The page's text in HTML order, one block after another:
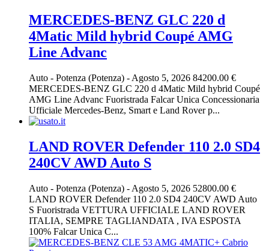
MERCEDES-BENZ GLC 220 d
4Matic Mild hybrid Coupé AMG
Line Advanc
Auto - Potenza (Potenza) - Agosto 5, 2026 84200.00 €
MERCEDES-BENZ GLC 220 d 4Matic Mild hybrid Coupé
AMG Line Advanc Fuoristrada Falcar Unica Concessionaria
Ufficiale Mercedes-Benz, Smart e Land Rover p...
LAND ROVER Defender 110 2.0 SD4
240CV AWD Auto S
Auto - Potenza (Potenza) - Agosto 5, 2026 52800.00 €
LAND ROVER Defender 110 2.0 SD4 240CV AWD Auto
S Fuoristrada VETTURA UFFICIALE LAND ROVER
ITALIA, SEMPRE TAGLIANDATA , IVA ESPOSTA
100% Falcar Unica C...